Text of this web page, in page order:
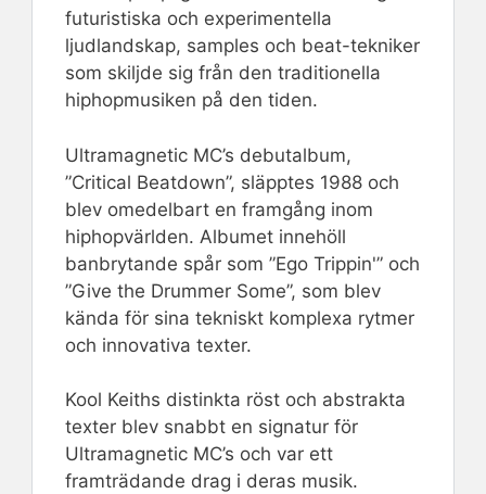
futuristiska och experimentella
ljudlandskap, samples och beat-tekniker
som skiljde sig från den traditionella
hiphopmusiken på den tiden.
Ultramagnetic MC’s debutalbum,
”Critical Beatdown”, släpptes 1988 och
blev omedelbart en framgång inom
hiphopvärlden. Albumet innehöll
banbrytande spår som ”Ego Trippin'” och
”Give the Drummer Some”, som blev
kända för sina tekniskt komplexa rytmer
och innovativa texter.
Kool Keiths distinkta röst och abstrakta
texter blev snabbt en signatur för
Ultramagnetic MC’s och var ett
framträdande drag i deras musik.